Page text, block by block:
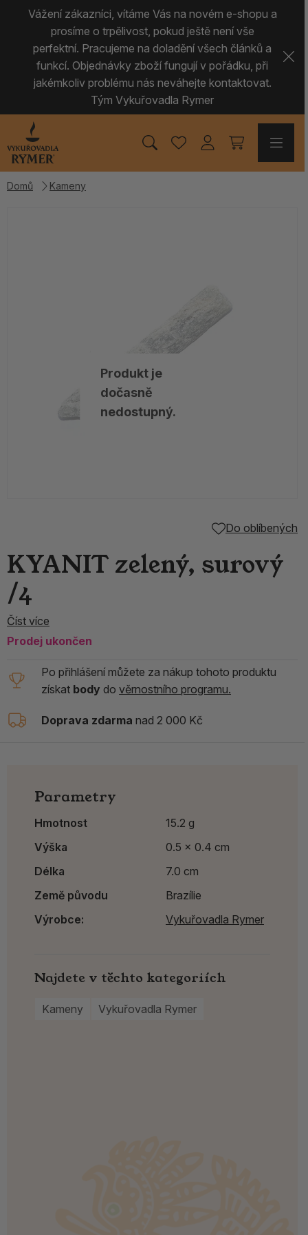
Vážení zákazníci, vítáme Vás na novém e-shopu a
prosíme o trpělivost, pokud ještě není vše
perfektní. Pracujeme na doladění všech článků a
funkcí. Objednávky zboží fungují v pořádku, při
jakémkoliv problému nás neváhejte kontaktovat.
Tým Vykuřovadla Rymer
Domů Kameny
Produkt je
dočasně
nedostupný.
Do oblíbených
KYANIT zelený, surový
/4
Číst více
Prodej ukončen
Po přihlášení můžete za nákup tohoto produktu
získat body do věrnostního programu.
Doprava zdarma nad 2 000 Kč
Parametry
Hmotnost
15.2 g
Výška
0.5 x 0.4 cm
Délka
7.0 cm
Země původu
Brazílie
Výrobce:
Vykuřovadla Rymer
Najdete v těchto kategoriích
Kameny Vykuřovadla Rymer